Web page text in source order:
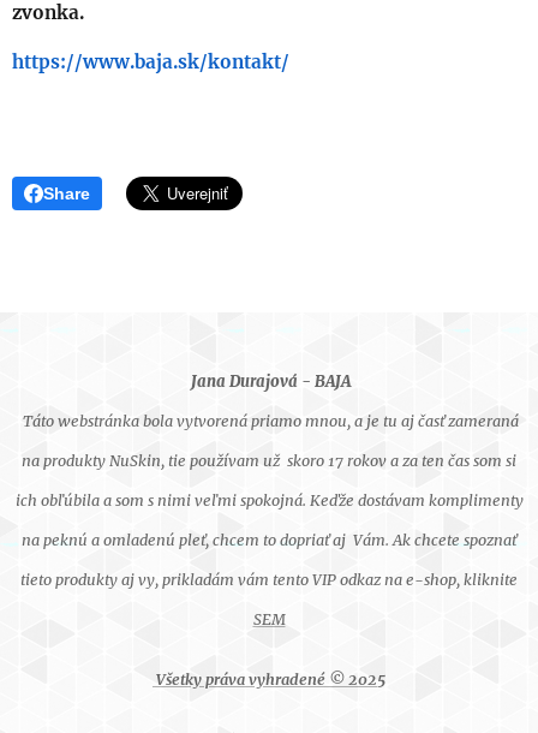
zvonka.
https://www.baja.sk/kontakt/
Share
Jana Durajová - BAJA
Táto webstránka bola vytvorená priamo mnou, a je tu aj časť zameraná
na produkty NuSkin, tie používam už skoro 17 rokov a za ten čas som si
ich obľúbila a som s nimi veľmi spokojná. Keďže dostávam komplimenty
na peknú a omladenú pleť, chcem to dopriať aj Vám. Ak chcete spoznať
tieto produkty aj vy, prikladám vám tento VIP odkaz na e-shop, kliknite
SEM
Všetky práva vyhradené © 2025